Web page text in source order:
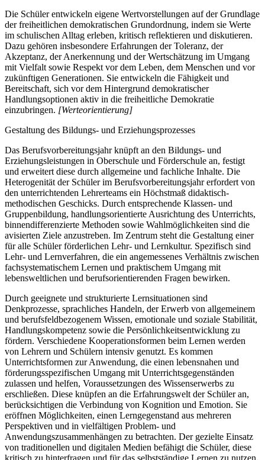
Die Schüler entwickeln eigene Wertvorstellungen auf der Grundlage
der freiheitlichen demokratischen Grundordnung, indem sie Werte
im schulischen Alltag erleben, kritisch reflektieren und diskutieren.
Dazu gehören insbesondere Erfahrungen der Toleranz, der
Akzeptanz, der Anerkennung und der Wertschätzung im Umgang
mit Vielfalt sowie Respekt vor dem Leben, dem Menschen und vor
zukünftigen Generationen. Sie entwickeln die Fähigkeit und
Bereitschaft, sich vor dem Hintergrund demokratischer
Handlungsoptionen aktiv in die freiheitliche Demokratie
einzubringen. [Werteorientierung]
Gestaltung des Bildungs- und Erziehungsprozesses
Das Berufsvorbereitungsjahr knüpft an den Bildungs- und
Erziehungsleistungen in Oberschule und Förderschule an, festigt
und erweitert diese durch allgemeine und fachliche Inhalte. Die
Heterogenität der Schüler im Berufsvorbereitungsjahr erfordert von
den unterrichtenden Lehrerteams ein Höchstmaß didaktisch-
methodischen Geschicks. Durch entsprechende Klassen- und
Gruppenbildung, handlungsorientierte Ausrichtung des Unterrichts,
binnendifferenzierte Methoden sowie Wahlmöglichkeiten sind die
avisierten Ziele anzustreben. Im Zentrum steht die Gestaltung einer
für alle Schüler förderlichen Lehr- und Lernkultur. Spezifisch sind
Lehr- und Lernverfahren, die ein angemessenes Verhältnis zwischen
fachsystematischem Lernen und praktischem Umgang mit
lebensweltlichen und berufsorientierenden Fragen bewirken.
Durch geeignete und strukturierte Lernsituationen sind
Denkprozesse, sprachliches Handeln, der Erwerb von allgemeinem
und berufsfeldbezogenem Wissen, emotionale und soziale Stabilität,
Handlungskompetenz sowie die Persönlichkeitsentwicklung zu
fördern. Verschiedene Kooperationsformen beim Lernen werden
von Lehrern und Schülern intensiv genutzt. Es kommen
Unterrichtsformen zur Anwendung, die einen lebensnahen und
förderungsspezifischen Umgang mit Unterrichtsgegenständen
zulassen und helfen, Voraussetzungen des Wissenserwerbs zu
erschließen. Diese knüpfen an die Erfahrungswelt der Schüler an,
berücksichtigen die Verbindung von Kognition und Emotion. Sie
eröffnen Möglichkeiten, einen Lerngegenstand aus mehreren
Perspektiven und in vielfältigen Problem- und
Anwendungszusammenhängen zu betrachten. Der gezielte Einsatz
von traditionellen und digitalen Medien befähigt die Schüler, diese